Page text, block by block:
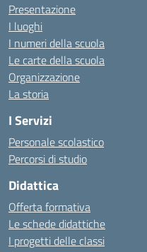
Presentazione
I luoghi
I numeri della scuola
Le carte della scuola
Organizzazione
La storia
I Servizi
Personale scolastico
Percorsi di studio
Didattica
Offerta formativa
Le schede didattiche
I progetti delle classi